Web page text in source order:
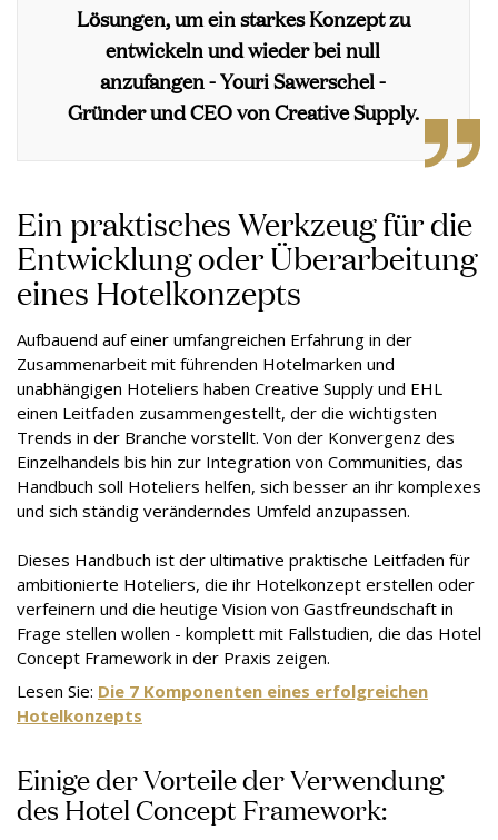
Lösungen, um ein starkes Konzept zu
entwickeln und wieder bei null
anzufangen - Youri Sawerschel -
Gründer und CEO von Creative Supply.
Ein praktisches Werkzeug für die
Entwicklung oder Überarbeitung
eines Hotelkonzepts
Aufbauend auf einer umfangreichen Erfahrung in der
Zusammenarbeit mit führenden Hotelmarken und
unabhängigen Hoteliers haben Creative Supply und EHL
einen Leitfaden zusammengestellt, der die wichtigsten
Trends in der Branche vorstellt. Von der Konvergenz des
Einzelhandels bis hin zur Integration von Communities, das
Handbuch soll Hoteliers helfen, sich besser an ihr komplexes
und sich ständig veränderndes Umfeld anzupassen.
Dieses Handbuch ist der ultimative praktische Leitfaden für
ambitionierte Hoteliers, die ihr Hotelkonzept erstellen oder
verfeinern und die heutige Vision von Gastfreundschaft in
Frage stellen wollen - komplett mit Fallstudien, die das Hotel
Concept Framework in der Praxis zeigen.
Lesen Sie: Die 7 Komponenten eines erfolgreichen
Hotelkonzepts
Einige der Vorteile der Verwendung
des Hotel Concept Framework: